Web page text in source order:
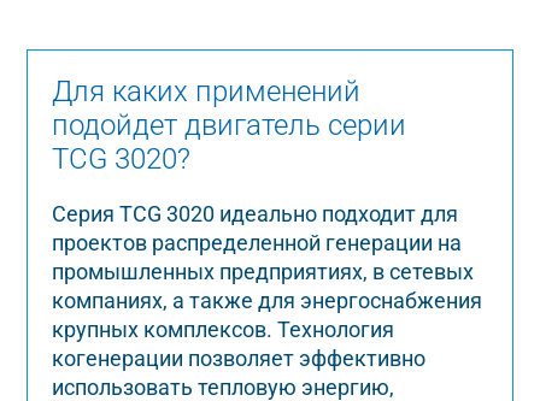
Для каких применений
подойдет двигатель серии
TCG 3020?
Серия TCG 3020 идеально подходит для
проектов распределенной генерации на
промышленных предприятиях, в сетевых
компаниях, а также для энергоснабжения
крупных комплексов. Технология
когенерации позволяет эффективно
использовать тепловую энергию,